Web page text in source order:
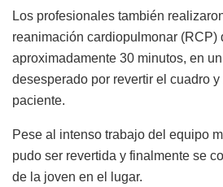
Los profesionales también
reanimación cardiopulmonar (RCP)
aproximadamente 30 minutos, en
desesperado por revertir el cuadro
paciente.
Pese al intenso trabajo del equipo
pudo ser revertida y finalmente se
de la joven en el lugar.